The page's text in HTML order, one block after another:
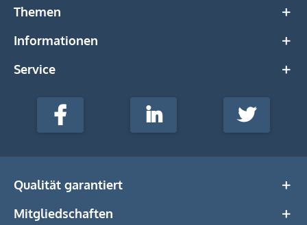
Themen
Informationen
Service
stempel-
Media
Facebook LinkedIn Twitter
Qualität garantiert
Mitgliedschaften